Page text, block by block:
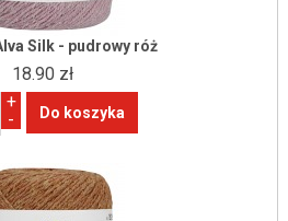
Silk - pudrowy róż
18.90 zł
+
-